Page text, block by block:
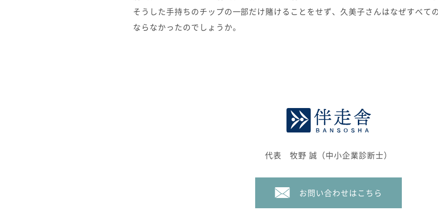
そうした手持ちのチップの一部だけ賭けることをせず、久美子さんはなぜすべて
ならなかったのでしょうか。
代表 牧野 誠（中小企業診断士）
お問い合わせはこちら